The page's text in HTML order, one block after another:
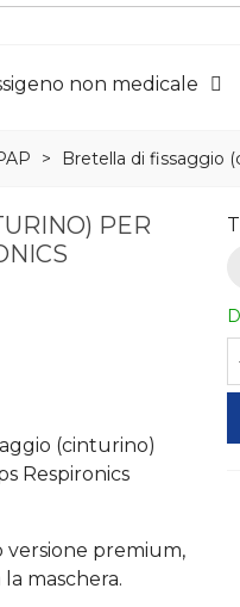
non medicale
> Bretella di fissaggio
PER
(cinturino)
Respironics
premium,
maschera.